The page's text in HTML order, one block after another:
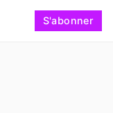
S'abonner